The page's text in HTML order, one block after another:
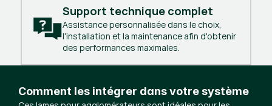
Support technique complet
Assistance personnalisée dans le choix,
l'installation et la maintenance afin d'obtenir
des performances maximales.
Comment les intégrer dans votre système